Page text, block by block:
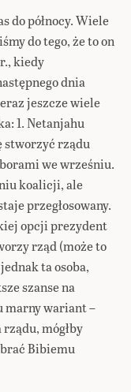
do północy. Wiele
do tego, że to on
kiedy
dnia
jeszcze wiele
1. Netanjahu
stworzyć rządu
we wrześniu.
koalicji, ale
przegłosowany.
opcji prezydent
rząd (może to
ta osoba,
szanse na
marny wariant –
mógłby
Bibiemu